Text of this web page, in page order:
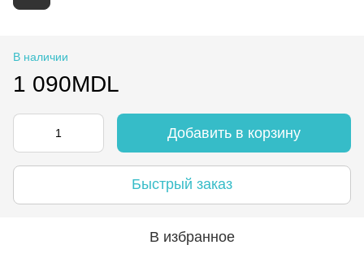
В наличии
1 090MDL
Добавить в корзину
Быстрый заказ
В избранное